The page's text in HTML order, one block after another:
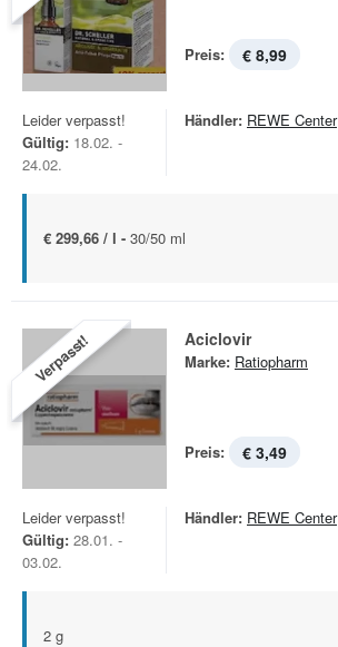
Preis: € 8,99
Leider verpasst!
Gültig: 18.02. -
24.02.
Händler: REWE Center
€ 299,66 / l - 30/50 ml
Verpasst! Aciclovir
Marke: Ratiopharm
Preis: € 3,49
Leider verpasst!
Gültig: 28.01. -
03.02.
Händler: REWE Center
2 g